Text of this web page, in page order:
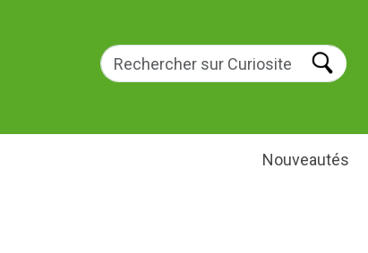
Nouveautés